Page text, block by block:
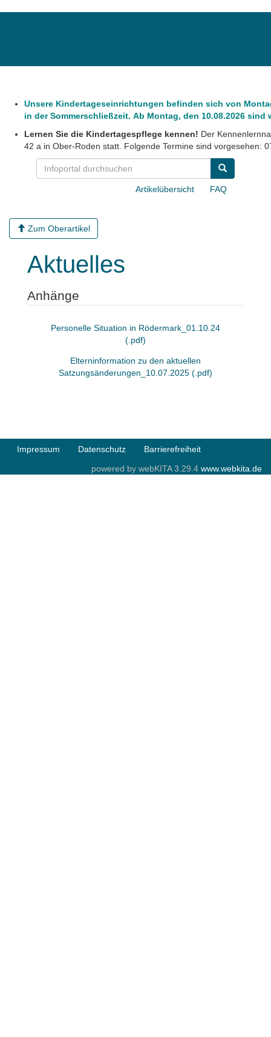
Unsere Kindertageseinrichtungen befinden sich von
in der Sommerschließzeit. Ab Montag, den 10.08.2026 sind
Lernen Sie die Kindertagespflege kennen! Der
42 a in Ober-Roden statt. Folgende Termine sind vorgesehen:
FAQ
Artikelübersicht
Zum Oberartikel
Aktuelles
Anhänge
Personelle Situation in Rödermark_01.10.24
(.pdf)
Elterninformation zu den aktuellen
Satzungsänderungen_10.07.2025 (.pdf)
Impressum Datenschutz
Barrierefreiheit
powered by webKITA 3.29.4 www.webkita.de